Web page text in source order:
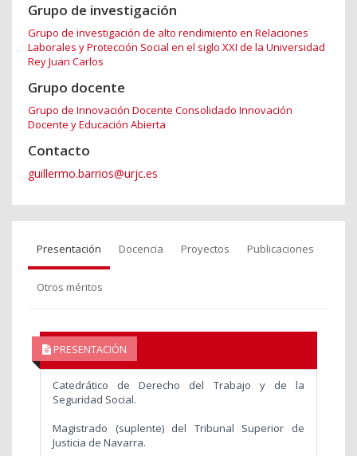
Grupo de investigación
Grupo de investigación de alto rendimiento en Relaciones
Laborales y Protección Social en el siglo XXI de la Universidad
Rey Juan Carlos
Grupo docente
Grupo de Innovación Docente Consolidado Innovación
Docente y Educación Abierta
Contacto
guillermo.barrios@urjc.es
Presentación Docencia Proyectos Publicaciones
Otros méritos
PRESENTACIÓN
Catedrático de Derecho del Trabajo y de la
Seguridad Social.
Magistrado (suplente) del Tribunal Superior de
Justicia de Navarra.